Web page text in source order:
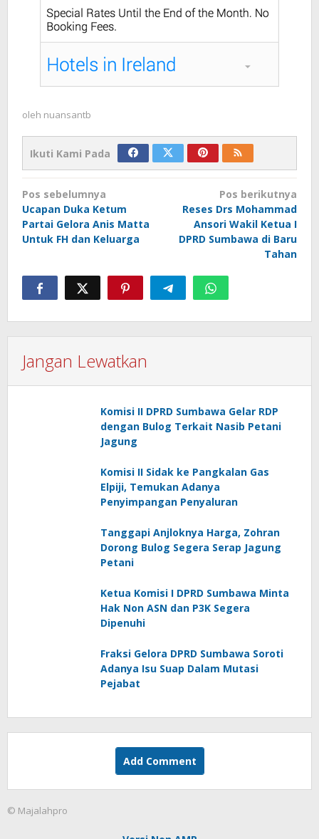
oleh nuansantb
Ikuti Kami Pada
Navigasi
pos
Pos sebelumnya
Ucapan Duka Ketum
Partai Gelora Anis Matta
Untuk FH dan Keluarga
Pos berikutnya
Reses Drs Mohammad
Ansori Wakil Ketua I
DPRD Sumbawa di Baru
Tahan
Jangan Lewatkan
Komisi II DPRD Sumbawa Gelar RDP
dengan Bulog Terkait Nasib Petani
Jagung
Komisi II Sidak ke Pangkalan Gas
Elpiji, Temukan Adanya
Penyimpangan Penyaluran
Tanggapi Anjloknya Harga, Zohran
Dorong Bulog Segera Serap Jagung
Petani
Ketua Komisi I DPRD Sumbawa Minta
Hak Non ASN dan P3K Segera
Dipenuhi
Fraksi Gelora DPRD Sumbawa Soroti
Adanya Isu Suap Dalam Mutasi
Pejabat
Add Comment
© Majalahpro